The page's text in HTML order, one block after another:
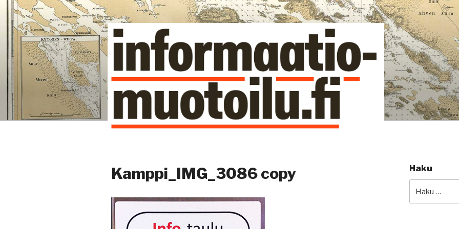
Siirry
sisältöön
Kuinka tieto tehdään näkyväksi
Kamppi_IMG_3086 copy Haku